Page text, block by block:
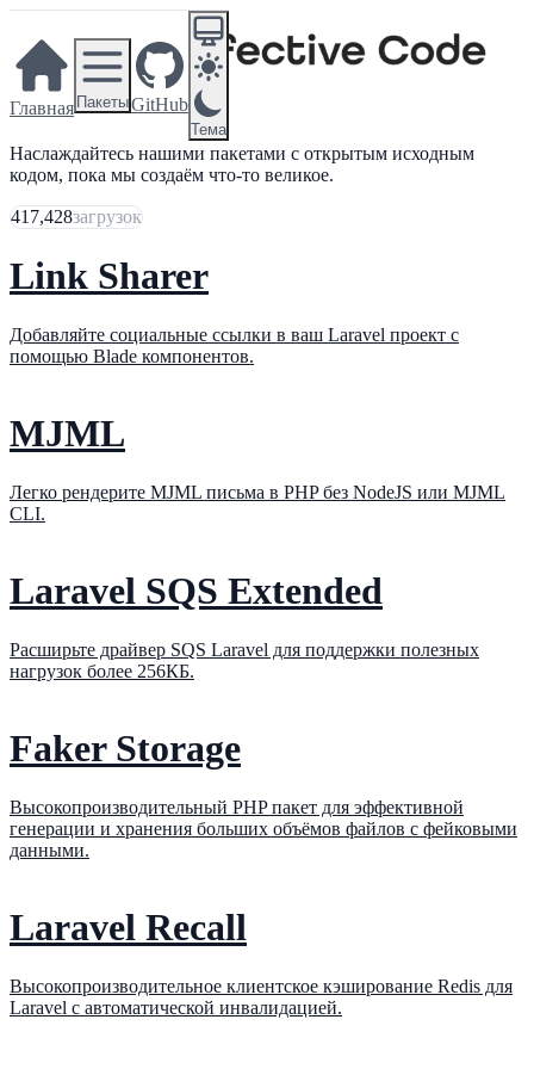
Главная ПакетыGitHub
Тема
Наслаждайтесь нашими пакетами с открытым исходным
кодом, пока мы создаём что-то великое.
417,428загрузок
Link Sharer
Добавляйте социальные ссылки в ваш Laravel проект с
помощью Blade компонентов.
MJML
Легко рендерите MJML письма в PHP без NodeJS или MJML
CLI.
Laravel SQS Extended
Расширьте драйвер SQS Laravel для поддержки полезных
нагрузок более 256КБ.
Faker Storage
Высокопроизводительный PHP пакет для эффективной
генерации и хранения больших объёмов файлов с фейковыми
данными.
Laravel Recall
Высокопроизводительное клиентское кэширование Redis для
Laravel с автоматической инвалидацией.